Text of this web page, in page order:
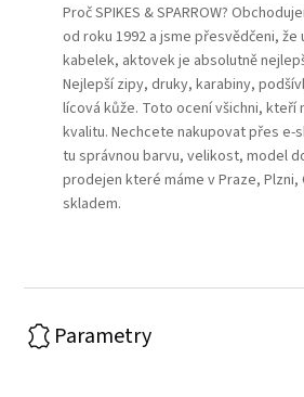
Proč SPIKES & SPARROW?
od roku 1992 a jsme přesvědčeni,
kabelek, aktovek je absolutně
Nejlepší zipy, druky, karabiny,
lícová kůže. Toto ocení všichni, kteří
kvalitu. Nechcete nakupovat přes e-
tu správnou barvu, velikost, model
prodejen které máme v Praze, Plzni,
skladem.
Parametry